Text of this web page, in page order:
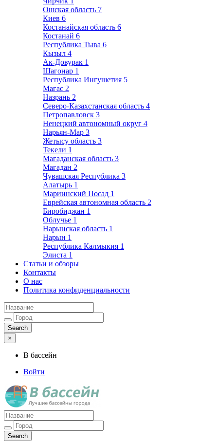
Ошская область 7
Киев 6
Костанайская область 6
Костанай 6
Республика Тыва 6
Кызыл 4
Ак-Довурак 1
Шагонар 1
Республика Ингушетия 5
Магас 2
Назрань 2
Северо-Казахстанская область 4
Петропавловск 3
Ненецкий автономный округ 4
Нарьян-Мар 3
Жетысу область 3
Текели 1
Магаданская область 3
Магадан 2
Чувашская Республика 3
Алатырь 1
Мариинский Посад 1
Еврейская автономная область 2
Биробиджан 1
Облучье 1
Нарынская область 1
Нарын 1
Республика Калмыкия 1
Элиста 1
Статьи и обзоры
Контакты
О нас
Политика конфиденциальности
×
В бассейн
Войти
Лучшие бассейны города